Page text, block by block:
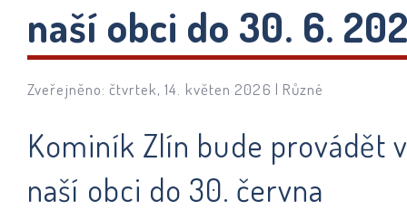
naší obci do 30. 6.
Zveřejněno: čtvrtek, 14. květen 2026 | Různé
Kominík Zlín bude provádět v
naší obci do 30. června